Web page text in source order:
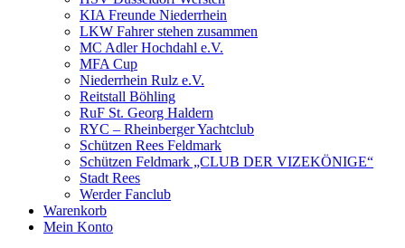
KIA Freunde Niederrhein
LKW Fahrer stehen zusammen
MC Adler Hochdahl e.V.
MFA Cup
Niederrhein Rulz e.V.
Reitstall Böhling
RuF St. Georg Haldern
RYC – Rheinberger Yachtclub
Schützen Rees Feldmark
Schützen Feldmark „CLUB DER VIZEKÖNIGE“
Stadt Rees
Werder Fanclub
Warenkorb
Mein Konto